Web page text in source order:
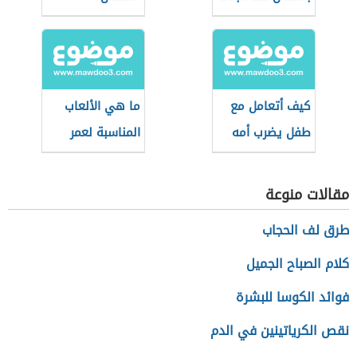
كيف أتعامل مع
طفل يضرب أمه
ما هي الألعاب
المناسبة لعمر
سنة
مقالات منوعة
طرق لف الحجاب
كلام الصباح الجميل
فوائد الكوسا للبشرة
نقص الكرياتينين في الدم